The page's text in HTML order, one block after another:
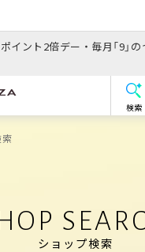
イント2倍デー・毎月「9」
検索
ショップ検索